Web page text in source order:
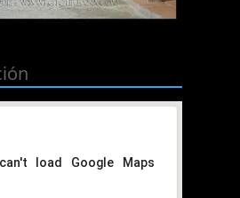
load Google Maps